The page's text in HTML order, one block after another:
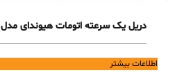
دریل یک سرعته اتومات هیوندای مدل HP450A-ED
اطلاعات بیشتر